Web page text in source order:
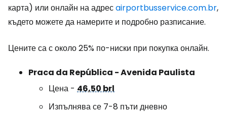
карта) или онлайн на адресairportbusservice.com.br,
където можете да намерите и подробно разписание.
Цените са с около 25% по-ниски при покупка онлайн.
Praca da República - Avenida Paulista
Цена - 46,50 brl
Изпълнява се 7-8 пъти дневно